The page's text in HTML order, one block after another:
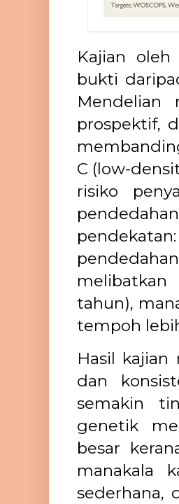
Kajian
bukti
Mendelian
prospektif,
C (low-
risiko
tahun),
tempoh
Hasil
dan
semakin
genetik
besar
manakala
sederhana,